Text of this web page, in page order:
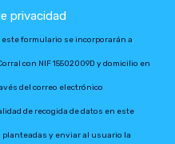
privacidad
formulario se incorporarán a
con NIF 15502009D y domicilio en
del correo electrónico
de recogida de datos en este
y enviar al usuario la